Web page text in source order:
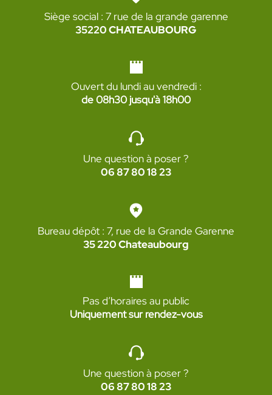
Siège social : 7 rue de la grande garenne
35220 CHATEAUBOURG
Ouvert du lundi au vendredi :
de 08h30 jusqu'à 18h00
Une question à poser ?
06 87 80 18 23
Bureau dépôt : 7, rue de la Grande Garenne
35 220 Chateaubourg
Pas d’horaires au public
Uniquement sur rendez-vous
Une question à poser ?
06 87 80 18 23